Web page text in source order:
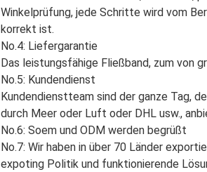
Winkelprüfung, jede Schritte wird vom
korrekt ist.
No.4: Liefergarantie
Das leistungsfähige Fließband, zum
No.5: Kundendienst
Kundendienstteam sind der ganze Tag,
durch Meer oder Luft oder DHL usw.,
No.6: Soem und ODM werden begrüßt
No.7: Wir haben in über 70 Länder
expoting Politik und funktionierende